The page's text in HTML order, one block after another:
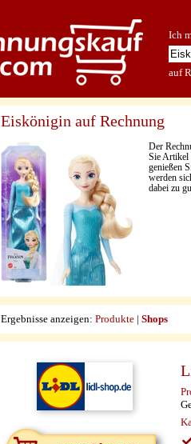
Ich
auf
Eiskönigin auf Rechnung
Der
Sie Artikel
genießen
werden
dabei zu
Ergebnisse anzeigen: Produkte | Shops